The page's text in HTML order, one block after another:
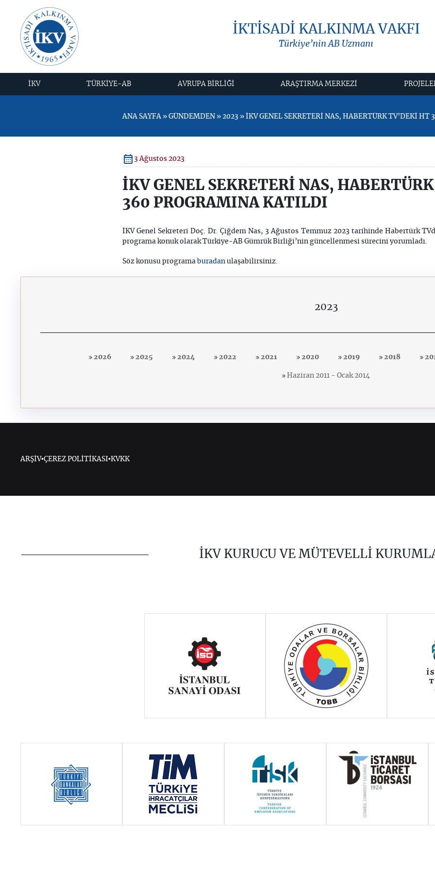
İKTİSADİ KALKINMA VAKFI
Türkiye’nin AB Uzmanı
İKV TÜRKİYE-AB AVRUPA BİRLİĞİ ARAŞTIRMA MERKEZİ
ANA SAYFA » GÜNDEMDEN » 2023 » İKV GENEL SEKRETERİ NAS, HABERTÜRK TV’DEKİ
3 Ağustos 2023
İKV GENEL SEKRETERİ NAS,
360 PROGRAMINA KATILDI
İKV Genel Sekreteri Doç. Dr. Çiğdem Nas, 3 Ağustos Temmuz 2023 tarihinde Habertürk
programa konuk olarak Türkiye-AB Gümrük Birliği’nin güncellenmesi sürecini yorumladı.
Söz konusu programa buradanulaşabilirsiniz.
2023
2026 2025 2024 2022 2021 2020 2019 2018
Haziran 2011 - Ocak 2014
ARŞİV•ÇEREZ POLİTİKASI•KVKK
İKV KURUCU VE MÜTEVELLİ